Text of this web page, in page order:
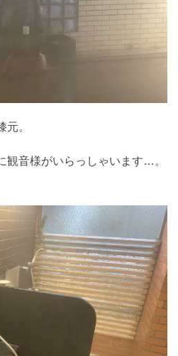
。
観音様がいらっしゃいます…。